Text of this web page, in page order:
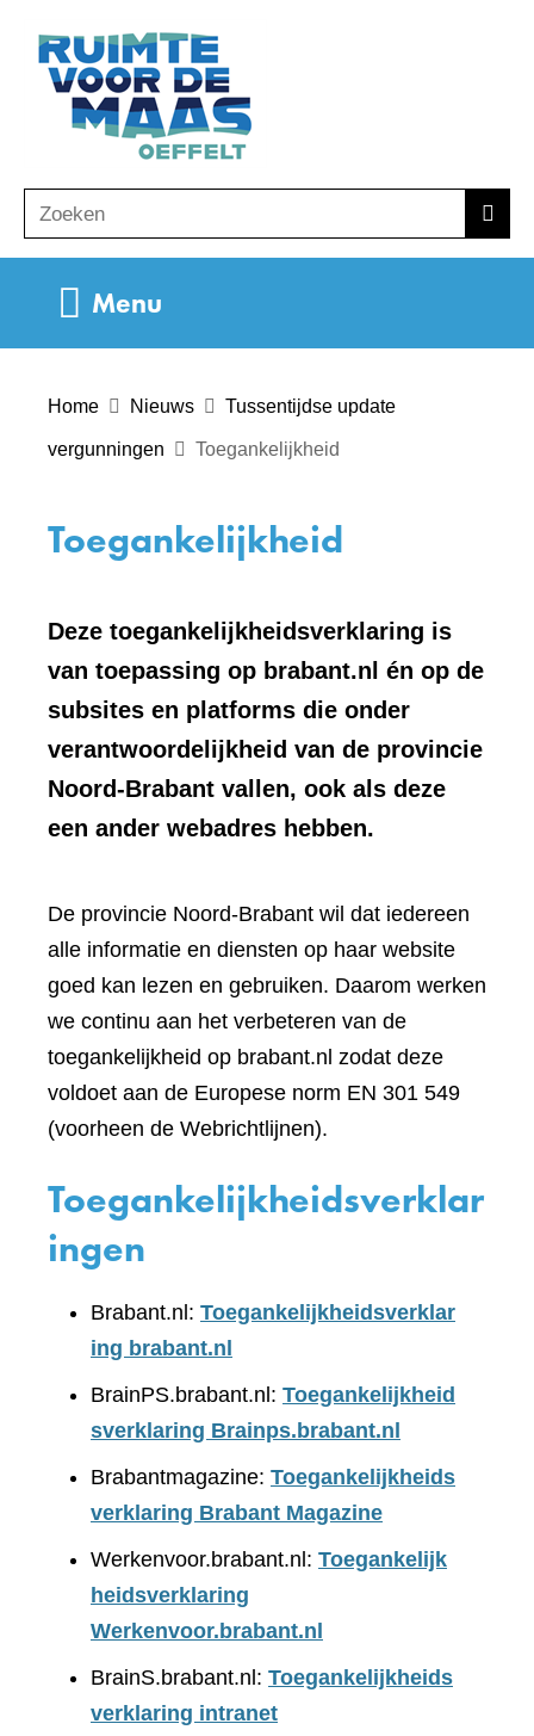
o
e
Zoeken
Menu
Home Nieuws Tussentijdse update
vergunningen Toegankelijkheid
Toegankelijkheid
Deze toegankelijkheidsverklaring is
van toepassing op brabant.nl én op de
subsites en platforms die onder
verantwoordelijkheid van de provincie
Noord-Brabant vallen, ook als deze
een ander webadres hebben.
De provincie Noord-Brabant wil dat iedereen
alle informatie en diensten op haar website
goed kan lezen en gebruiken. Daarom werken
we continu aan het verbeteren van de
toegankelijkheid op brabant.nl zodat deze
voldoet aan de Europese norm EN 301 549
(voorheen de Webrichtlijnen).
Toegankelijkheidsverklar
ingen
Brabant.nl: Toegankelijkheidsverklar
ing brabant.nl
BrainPS.brabant.nl: Toegankelijkheid
sverklaring Brainps.brabant.nl
Brabantmagazine: Toegankelijkheids
verklaring Brabant Magazine
Werkenvoor.brabant.nl: Toegankelijk
heidsverklaring
Werkenvoor.brabant.nl
BrainS.brabant.nl: Toegankelijkheids
verklaring intranet